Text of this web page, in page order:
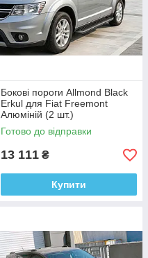
Бокові пороги Allmond Black
Erkul для Fiat Freemont
Алюміній (2 шт.)
Готово до відправки
13 111 ₴
Купити